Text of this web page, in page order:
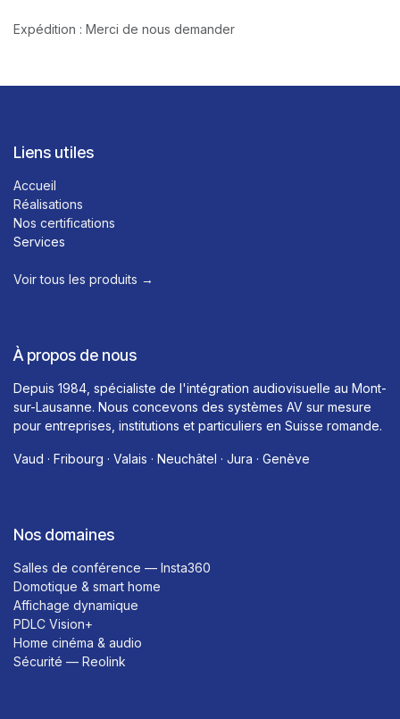
Expédition : Merci de nous demander
Liens utiles
Accueil
Réalisations
Nos certifications
Services
Voir tous les produits →​
À propos de nous
Depuis 1984, spécialiste de l'intégration audiovisuelle au Mont-
sur-Lausanne. Nous concevons des systèmes AV sur mesure
pour entreprises, institutions et particuliers en Suisse romande.
Vaud · Fribourg · Valais · Neuchâtel · Jura · Genève
Nos domaines
Salles de conférence — Insta360
Domotique & smart home
Affichage dynamique
PDLC Vision+
Home cinéma & audio
Sécurité — Reolink